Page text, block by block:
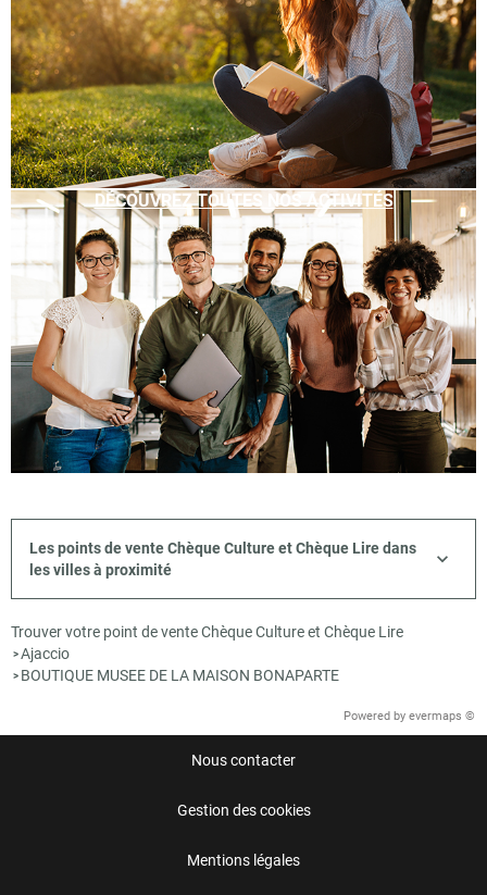
DÉCOUVREZ TOUTES NOS ACTIVITÉS
Les points de vente Chèque Culture et Chèque Lire dans
les villes à proximité
Trouver votre point de vente Chèque Culture et Chèque Lire
>Ajaccio
> BOUTIQUE MUSEE DE LA MAISON BONAPARTE
Powered by evermaps ©
Nous contacter
Gestion des cookies
Mentions légales